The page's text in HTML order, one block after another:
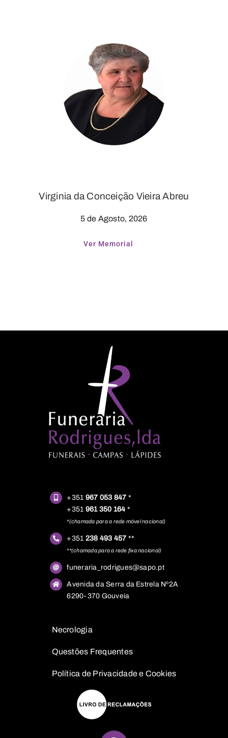
Virginia da Conceição Vieira Abreu
5 de Agosto, 2026
Ver Memorial
+351 967 053 847 *
+351 961 350 164 *
*(chamada para a rede móvel nacional)
+351 238 493 457 **
**(chamada para a rede fixa nacional)
funeraria_rodrigues@sapo.pt
Avenida da Serra da Estrela Nº2A
6290-370 Gouveia
Necrologia
Questões Frequentes
Política de Privacidade e Cookies